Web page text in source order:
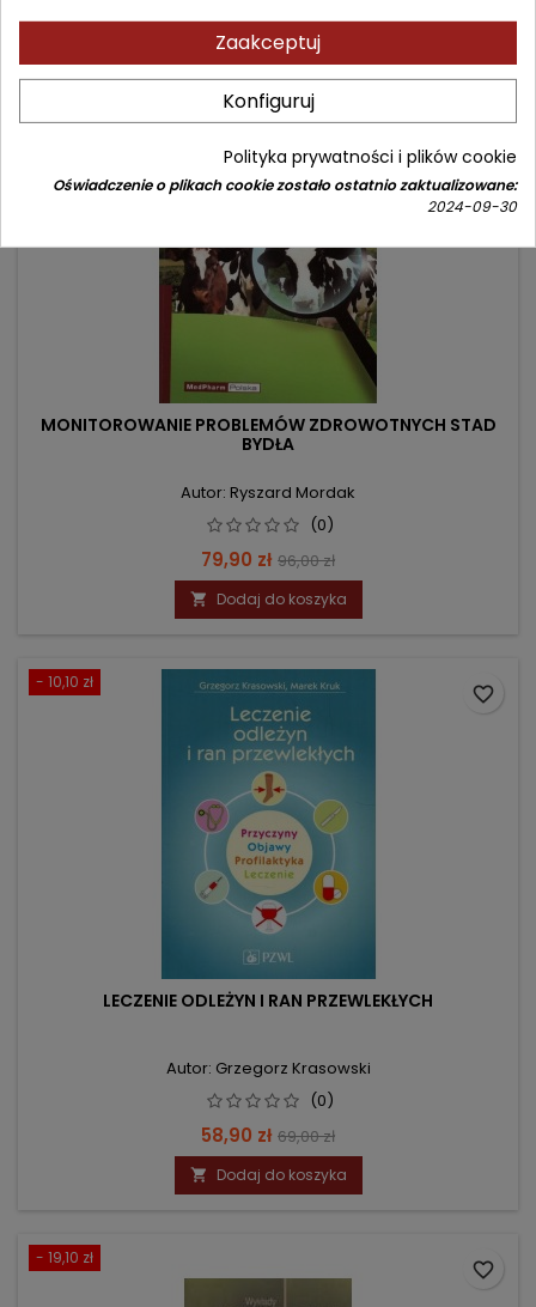
Często kupowane razem
MONITOROWANIE PROBLEMÓW ZDROWOTNYCH STAD
BYDŁA
Autor: Ryszard Mordak
(0)
Cena
79,90 zł Cena
podstawowa
96,00 zł
 Dodaj do koszyka
favorite_border
- 10,10 zł
LECZENIE ODLEŻYN I RAN PRZEWLEKŁYCH
Autor: Grzegorz Krasowski
(0)
Cena
58,90 zł Cena
podstawowa
69,00 zł
 Dodaj do koszyka
favorite_border
- 19,10 zł
favorite_border
Zaakceptuj
Konfiguruj
Polityka prywatności i plików cookie
Oświadczenie o plikach cookie zostało ostatnio zaktualizowane:
2024-09-30